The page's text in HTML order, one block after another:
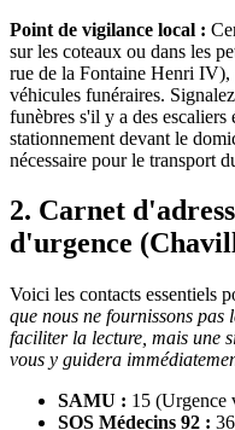
Point de vigilance local :
sur les coteaux ou dans les
rue de la Fontaine Henri IV),
véhicules funéraires.
funèbres s'il y a des escaliers
stationnement devant le
nécessaire pour le transport
2. Carnet
d'urgence
Voici les contacts essentiels
que nous ne fournissons pas
faciliter la lecture, mais une
vous y guidera
SAMU : 15 (Urgence
SOS Médecins 92 :